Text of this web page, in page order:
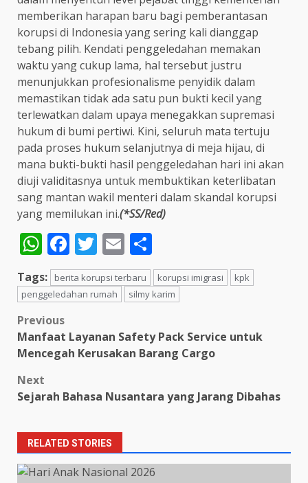
memberikan harapan baru bagi pemberantasan
korupsi di Indonesia yang sering kali dianggap
tebang pilih. Kendati penggeledahan memakan
waktu yang cukup lama, hal tersebut justru
menunjukkan profesionalisme penyidik dalam
memastikan tidak ada satu pun bukti kecil yang
terlewatkan dalam upaya menegakkan supremasi
hukum di bumi pertiwi. Kini, seluruh mata tertuju
pada proses hukum selanjutnya di meja hijau, di
mana bukti-bukti hasil penggeledahan hari ini akan
diuji validitasnya untuk membuktikan keterlibatan
sang mantan wakil menteri dalam skandal korupsi
yang memilukan ini.(*SS/Red)
WhatsApp
Facebook
Twitter
Email
Tags: berita korupsi terbaru korupsi imigrasi
kpk
penggeledahan rumah
silmy karim
Post
navigation
Previous
Manfaat Layanan Safety Pack Service untuk
Mencegah Kerusakan Barang Cargo
Next
Sejarah Bahasa Nusantara yang Jarang Dibahas
RELATED STORIES